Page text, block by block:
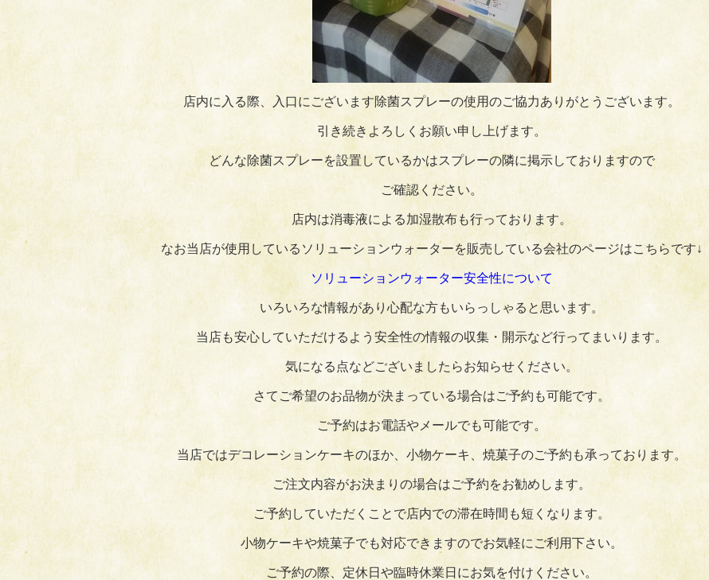
店内に入る際、入口にございます除菌スプレーの使用のご協力ありがとうございます。
引き続きよろしくお願い申し上げます。
どんな除菌スプレーを設置しているかはスプレーの隣に掲示しておりますので
ご確認ください。
店内は消毒液による加湿散布も行っております。
なお当店が使用しているソリューションウォーターを販売している会社のページはこちらです↓
ソリューションウォーター安全性について
いろいろな情報があり心配な方もいらっしゃると思います。
当店も安心していただけるよう安全性の情報の収集・開示など行ってまいります。
気になる点などございましたらお知らせください。
さてご希望のお品物が決まっている場合はご予約も可能です。
ご予約はお電話やメールでも可能です。
当店ではデコレーションケーキのほか、小物ケーキ、焼菓子のご予約も承っております。
ご注文内容がお決まりの場合はご予約をお勧めします。
ご予約していただくことで店内での滞在時間も短くなります。
小物ケーキや焼菓子でも対応できますのでお気軽にご利用下さい。
ご予約の際、定休日や臨時休業日にお気を付けください。